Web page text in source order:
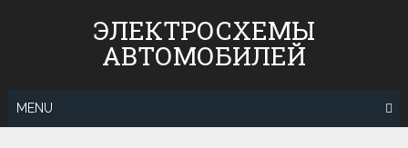
ЭЛЕКТРОСХЕМЫ
АВТОМОБИЛЕЙ
MENU